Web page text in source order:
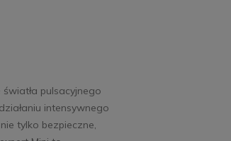
pulsacyjnego
intensywnego
tylko bezpieczne,